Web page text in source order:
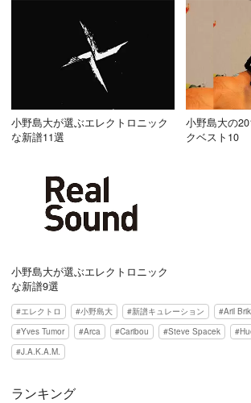
小野島大が選ぶエレクトロニック
な新譜11選
小野島大の
クベスト10
小野島大が選ぶエレクトロニック
な新譜9選
エレクトロ 小野島大 新譜キュレーション Aril
Yves Tumor
Arca Caribou Steve Spacek
J.A.K.A.M.
ランキング